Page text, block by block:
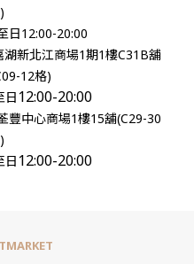
日12:00-20:00
新北江商場1期1樓C31B舖
12格)
日 12:00-20:00
豐中心商場1樓15舖(C29-30
日 12:00-20:00